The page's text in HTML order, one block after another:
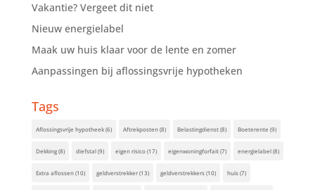
Vakantie? Vergeet dit niet
Nieuw energielabel
Maak uw huis klaar voor de lente en zomer
Aanpassingen bij aflossingsvrije hypotheken
Tags
Aflossingsvrije hypotheek(6) Aftrekposten(8) Belastingdienst(8) Boeterente (9)
Dekking(8) diefstal(9) eigen risico(17) eigenwoningforfait(7) energielabel(8)
Extra aflossen(10) geldverstrekker(13) geldverstrekkers(10) huis(7)